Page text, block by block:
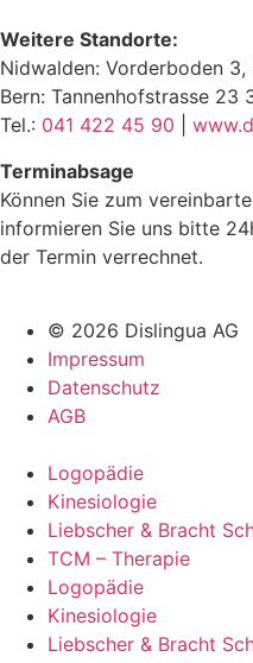
Weitere Standorte:
Nidwalden: Vorderboden
Bern: Tannenhofstrasse 23
Tel.: 041 422 45 90
Terminabsage
Kön­nen Sie zum
informieren Sie uns bitte
der Ter­min ver­rech­net.
© 2026 Dislingua AG
Impressum
Datenschutz
AGB
Logopädie
Kinesiologie
Liebscher & Bracht
TCM – Therapie
Logopädie
Kinesiologie
Liebscher & Bracht